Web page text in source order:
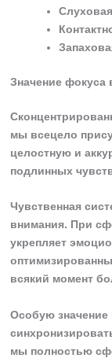
Значение фокуса
мы всецело
целостную и
подлинных
Чувственная
внимания. При
укрепляет
всякий момент
Особую значение
мы полностью